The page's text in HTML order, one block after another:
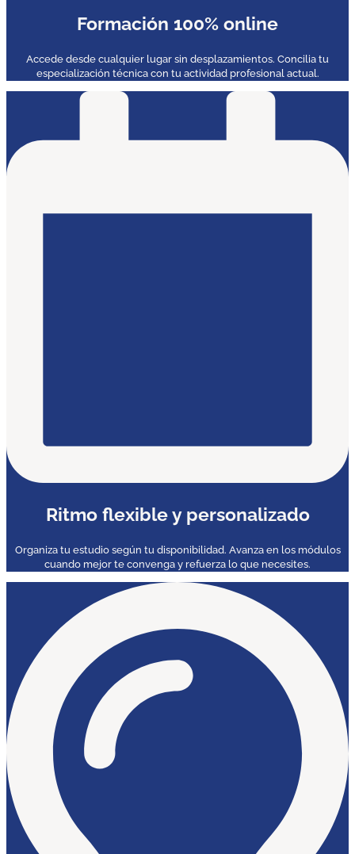
Formación 100% online
Accede desde cualquier lugar sin desplazamientos. Concilia tu
especialización técnica con tu actividad profesional actual.
Ritmo flexible y personalizado
Organiza tu estudio según tu disponibilidad. Avanza en los módulos
cuando mejor te convenga y refuerza lo que necesites.